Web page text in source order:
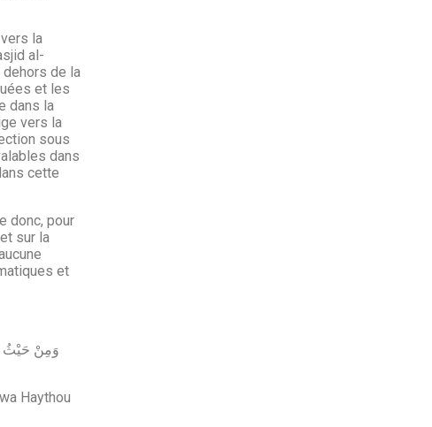
la
al-
dehors de la
et les
dans la
vers la
sous
dans
cette
donc, pour
sur la
et
Haythou